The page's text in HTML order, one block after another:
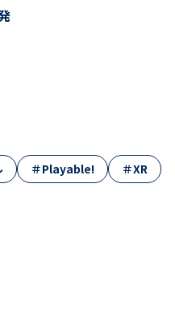
＃Playable!
＃XR